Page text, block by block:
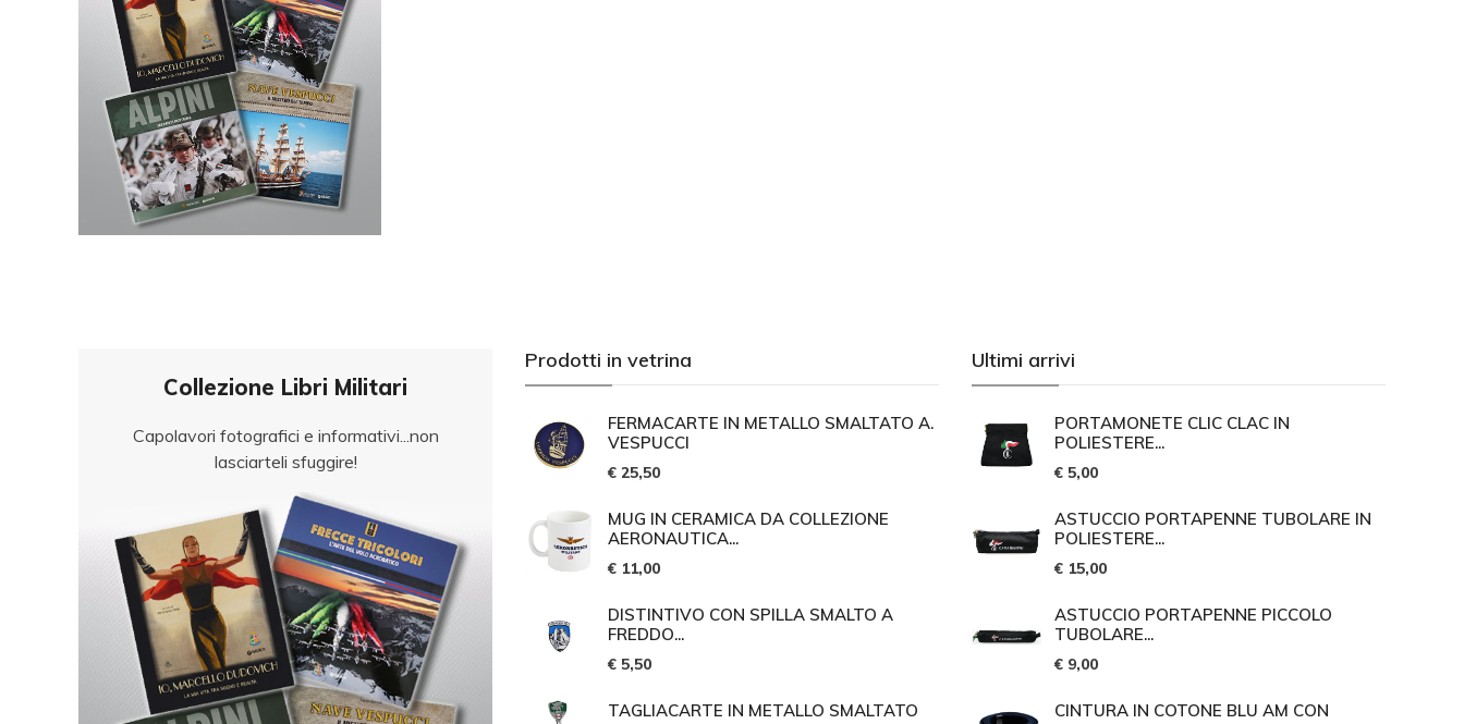
Collezione Libri Militari
Capolavori fotografici e informativi...non
lasciarteli sfuggire!
Prodotti in vetrina
FERMACARTE IN METALLO SMALTATO A.
VESPUCCI
€ 25,50
MUG IN CERAMICA DA COLLEZIONE
AERONAUTICA...
€ 11,00
DISTINTIVO CON SPILLA SMALTO A
FREDDO...
€ 5,50
TAGLIACARTE IN METALLO SMALTATO
Ultimi arrivi
PORTAMONETE CLIC CLAC IN
POLIESTERE...
€ 5,00
ASTUCCIO PORTAPENNE TUBOLARE IN
POLIESTERE...
€ 15,00
ASTUCCIO PORTAPENNE PICCOLO
TUBOLARE...
€ 9,00
CINTURA IN COTONE BLU AM CON